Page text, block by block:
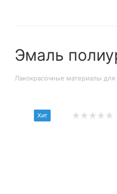
Эмаль
Лакокрасочные материалы для
Хит